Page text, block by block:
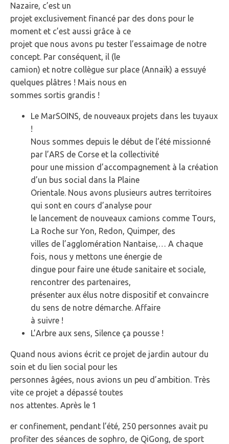
Nazaire, c’est un
projet exclusivement financé par des dons pour le
moment et c’est aussi grâce à ce
projet que nous avons pu tester l’essaimage de notre
concept. Par conséquent, il (le
camion) et notre collègue sur place (Annaïk) a essuyé
quelques plâtres ! Mais nous en
sommes sortis grandis !
Le MarSOINS, de nouveaux projets dans les tuyaux
!
Nous sommes depuis le début de l’été missionné
par l’ARS de Corse et la collectivité
pour une mission d’accompagnement à la création
d’un bus social dans la Plaine
Orientale. Nous avons plusieurs autres territoires
qui sont en cours d’analyse pour
le lancement de nouveaux camions comme Tours,
La Roche sur Yon, Redon, Quimper, des
villes de l’agglomération Nantaise,… A chaque
fois, nous y mettons une énergie de
dingue pour faire une étude sanitaire et sociale,
rencontrer des partenaires,
présenter aux élus notre dispositif et convaincre
du sens de notre démarche. Affaire
à suivre !
L’Arbre aux sens, Silence ça pousse !
Quand nous avions écrit ce projet de jardin autour du
soin et du lien social pour les
personnes âgées, nous avions un peu d’ambition. Très
vite ce projet a dépassé toutes
nos attentes. Après le 1
er confinement, pendant l’été, 250 personnes avait pu
profiter des séances de sophro, de QiGong, de sport